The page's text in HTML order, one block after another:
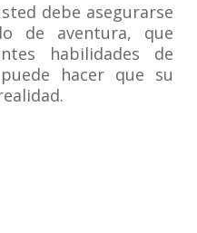
debe asegurarse
de aventura, que
habilidades de
hacer que su